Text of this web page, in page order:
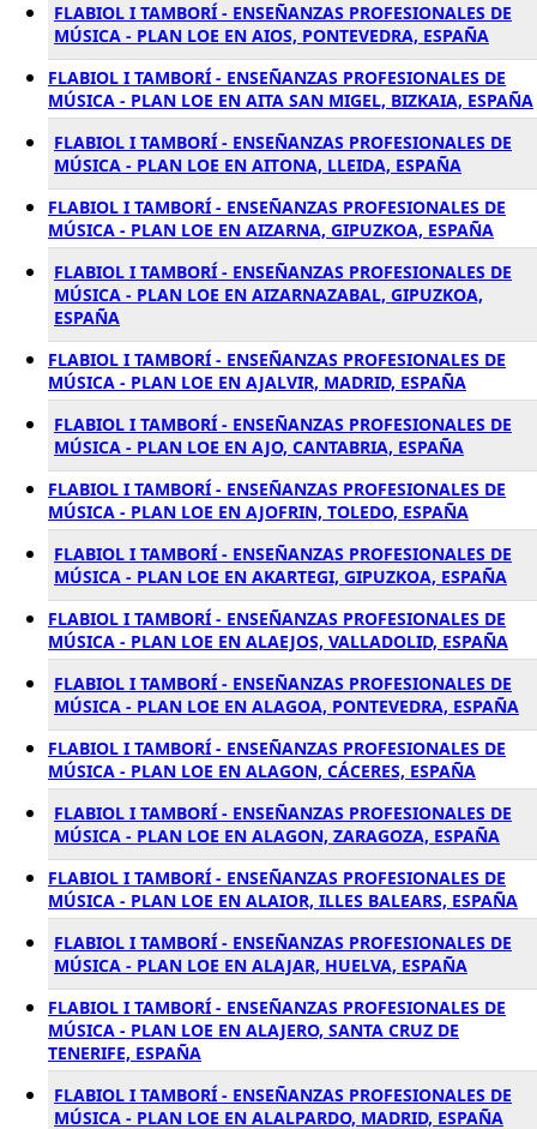
FLABIOL I TAMBORÍ - ENSEÑANZAS PROFESIONALES DE
MÚSICA - PLAN LOE EN AIOS, PONTEVEDRA, ESPAÑA
FLABIOL I TAMBORÍ - ENSEÑANZAS PROFESIONALES DE
MÚSICA - PLAN LOE EN AITA SAN MIGEL, BIZKAIA, ESPAÑA
FLABIOL I TAMBORÍ - ENSEÑANZAS PROFESIONALES DE
MÚSICA - PLAN LOE EN AITONA, LLEIDA, ESPAÑA
FLABIOL I TAMBORÍ - ENSEÑANZAS PROFESIONALES DE
MÚSICA - PLAN LOE EN AIZARNA, GIPUZKOA, ESPAÑA
FLABIOL I TAMBORÍ - ENSEÑANZAS PROFESIONALES DE
MÚSICA - PLAN LOE EN AIZARNAZABAL, GIPUZKOA,
ESPAÑA
FLABIOL I TAMBORÍ - ENSEÑANZAS PROFESIONALES DE
MÚSICA - PLAN LOE EN AJALVIR, MADRID, ESPAÑA
FLABIOL I TAMBORÍ - ENSEÑANZAS PROFESIONALES DE
MÚSICA - PLAN LOE EN AJO, CANTABRIA, ESPAÑA
FLABIOL I TAMBORÍ - ENSEÑANZAS PROFESIONALES DE
MÚSICA - PLAN LOE EN AJOFRIN, TOLEDO, ESPAÑA
FLABIOL I TAMBORÍ - ENSEÑANZAS PROFESIONALES DE
MÚSICA - PLAN LOE EN AKARTEGI, GIPUZKOA, ESPAÑA
FLABIOL I TAMBORÍ - ENSEÑANZAS PROFESIONALES DE
MÚSICA - PLAN LOE EN ALAEJOS, VALLADOLID, ESPAÑA
FLABIOL I TAMBORÍ - ENSEÑANZAS PROFESIONALES DE
MÚSICA - PLAN LOE EN ALAGOA, PONTEVEDRA, ESPAÑA
FLABIOL I TAMBORÍ - ENSEÑANZAS PROFESIONALES DE
MÚSICA - PLAN LOE EN ALAGON, CÁCERES, ESPAÑA
FLABIOL I TAMBORÍ - ENSEÑANZAS PROFESIONALES DE
MÚSICA - PLAN LOE EN ALAGON, ZARAGOZA, ESPAÑA
FLABIOL I TAMBORÍ - ENSEÑANZAS PROFESIONALES DE
MÚSICA - PLAN LOE EN ALAIOR, ILLES BALEARS, ESPAÑA
FLABIOL I TAMBORÍ - ENSEÑANZAS PROFESIONALES DE
MÚSICA - PLAN LOE EN ALAJAR, HUELVA, ESPAÑA
FLABIOL I TAMBORÍ - ENSEÑANZAS PROFESIONALES DE
MÚSICA - PLAN LOE EN ALAJERO, SANTA CRUZ DE
TENERIFE, ESPAÑA
FLABIOL I TAMBORÍ - ENSEÑANZAS PROFESIONALES DE
MÚSICA - PLAN LOE EN ALALPARDO, MADRID, ESPAÑA